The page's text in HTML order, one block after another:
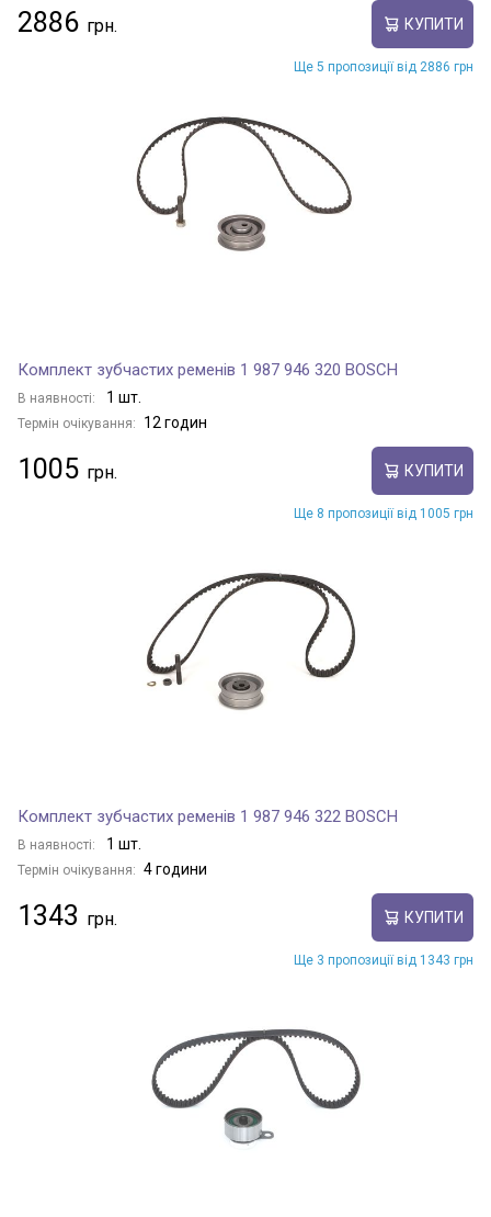
2886 КУПИТИ
Ще 5 пропозиції від 2886 грн
Комплект зубчастих ременів 1 987 946 320 BOSCH
В наявності: 1 шт.
Термін очікування: 12 годин
1005 КУПИТИ
Ще 8 пропозиції від 1005 грн
Комплект зубчастих ременів 1 987 946 322 BOSCH
В наявності: 1 шт.
Термін очікування: 4 години
1343 КУПИТИ
Ще 3 пропозиції від 1343 грн